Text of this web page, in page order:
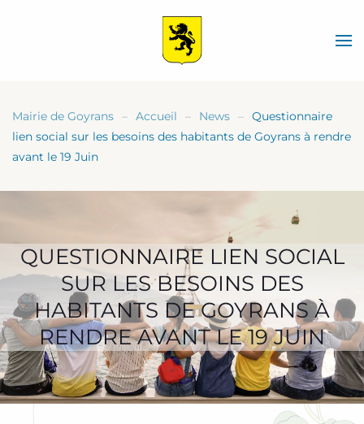
Mairie de Goyrans Accueil News
Questionnaire
lien social sur les besoins des habitants de Goyrans à rendre
avant le 19 Juin
QUESTIONNAIRE LIEN SOCIAL
SUR LES BESOINS DES
HABITANTS DE GOYRANS À
RENDRE AVANT LE 19 JUIN